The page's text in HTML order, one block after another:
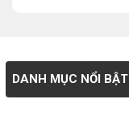
DANH MỤC NỔI BẬT